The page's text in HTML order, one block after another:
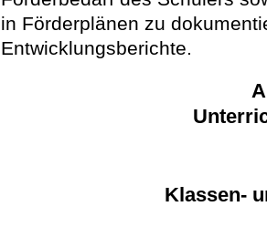
in Förderplänen zu
Entwicklungsberichte.
Klassen-